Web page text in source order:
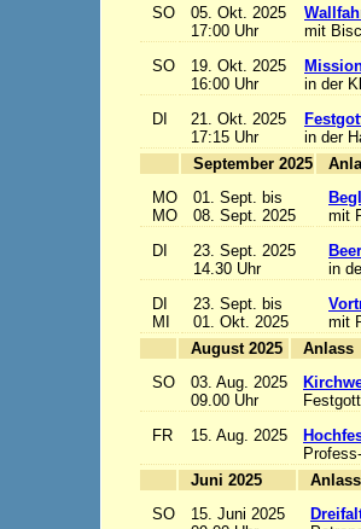
SO
05. Okt. 2025
17:00 Uhr
mit
SO
19. Okt. 2025
16:00 Uhr
in der
DI
21. Okt. 2025
17:15 Uhr
in der
September 2025
MO
MO
01. Sept. bis
08. Sept. 2025
mit
DI
23. Sept. 2025
14.30 Uhr
in
DI
MI
23. Sept. bis
01. Okt. 2025
mit
August 2025
SO
03. Aug. 2025
09.00 Uhr
FR
15. Aug. 2025
Juni 2025
SO
15. Juni 2025